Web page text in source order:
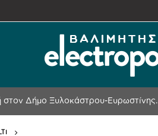
Δήμο Ξυλοκάστρου-Ευρωστίνης.